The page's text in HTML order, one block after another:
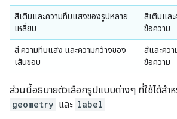
สีเติมและความทึบแสงของรูปหลาย
เหลี่ยม
สีเติมแล
ข้อความ
สี ความทึบแสง และความกว้างของ
เส้นขอบ
สีและคว
ข้อความ
ส่วนนี้อธิบายตัวเลือกรูปแบบต่างๆ ที่ใช้ได้สำ
geometry และ label